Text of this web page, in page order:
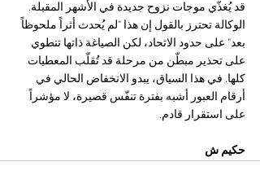
قد يُغذّي موجات نزوح جديدة في الأشهر المقبلة.
الوكالة تحترز بالقول إن هذا "لم يُحدث أثراً ملحوظاً
بعد" على حدود الاتحاد، لكن الصياغة ذاتها تنطوي
على تحذير مبطّن من مرحلة قد تُقلّب المعطيات
كلها. في هذا السياق، يبدو الانخفاض الحالي في
أرقام العبور أشبه بفترة تنفّس قصيرة، لا مؤشراً
على استقرار قادم.
حكيم ش